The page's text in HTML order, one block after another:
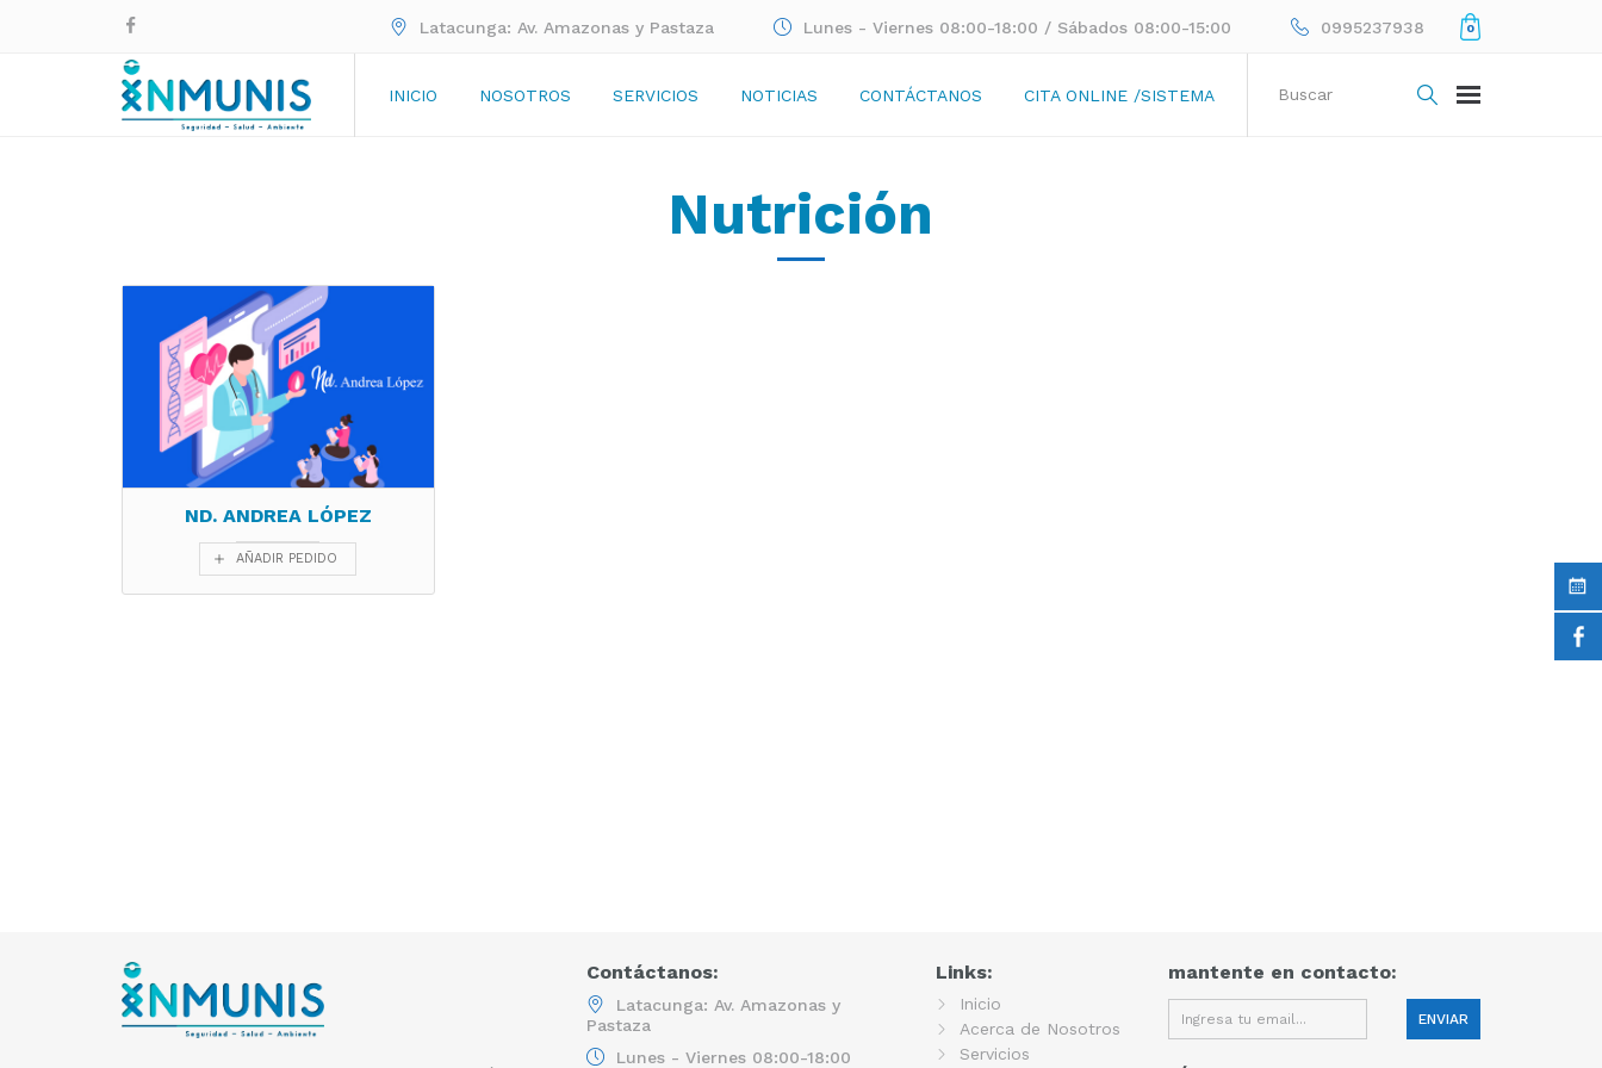
Latacunga: Av. Amazonas y Pastaza Lunes - Viernes 08:00-18:00 / Sábados 08:00-15:00 0995237938 0
INICIO NOSOTROS SERVICIOS NOTICIAS CONTÁCTANOS CITA ONLINE /SISTEMA
Nutrición
ND. ANDREA LÓPEZ
AÑADIR PEDIDO
Contáctanos:
Latacunga: Av. Amazonas y
Pastaza
Lunes - Viernes 08:00-18:00
Links:
Inicio
Acerca de Nosotros
Servicios
mantente en contacto: